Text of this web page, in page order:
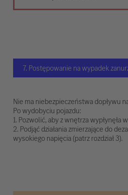
7. Postępowanie na wypadek
Nie ma niebezpieczeństwa dopływu
Po wydobyciu pojazdu:
1. Pozwolić, aby z wnętrza wypłynęła
2. Podjąć działania zmierzające do
wysokiego napięcia (patrz rozdział 3).